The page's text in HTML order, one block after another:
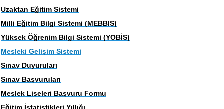
Uzaktan Eğitim Sistemi
Milli Eğitim Bilgi Sistemi (MEBBIS)
Yüksek Öğrenim Bilgi Sistemi (YOBİS)
Mesleki Gelişim Sistemi
Sınav Duyuruları
Sınav Başvuruları
Meslek Liseleri Başvuru Formu
Eğitim İstatistikleri Yıllığı